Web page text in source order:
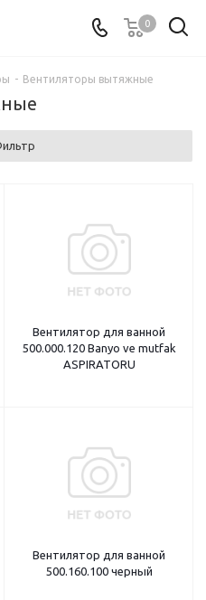
0
- Вентиляторы вытяжные
Вентилятор для ванной
500.000.120 Banyo ve mutfak
ASPIRATORU
Вентилятор для ванной
500.160.100 черный